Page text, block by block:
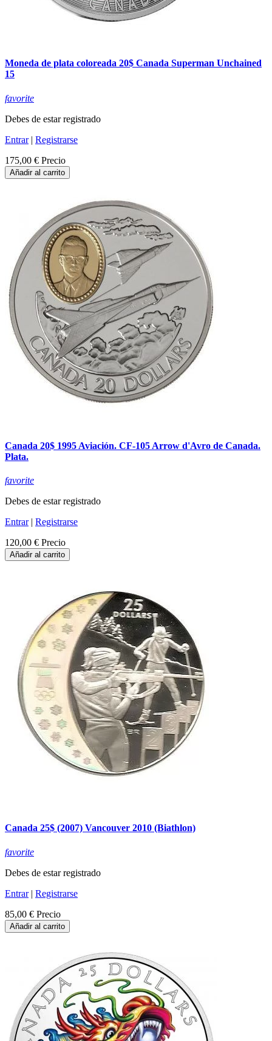
Moneda de plata coloreada 20$ Canada Superman Unchained
15
favorite
Debes de estar registrado
Entrar| Registrarse
175,00 € Precio
Añadir al carrito
Canada 20$ 1995 Aviación. CF-105 Arrow d'Avro de Canada.
Plata.
favorite
Debes de estar registrado
Entrar| Registrarse
120,00 € Precio
Añadir al carrito
Canada 25$ (2007) Vancouver 2010 (Biathlon)
favorite
Debes de estar registrado
Entrar| Registrarse
85,00 € Precio
Añadir al carrito